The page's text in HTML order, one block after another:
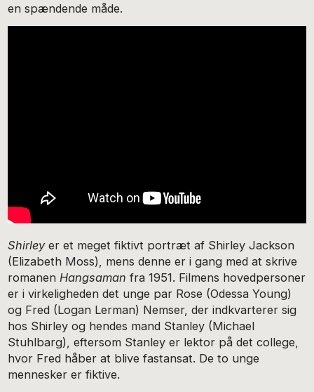
en spændende måde.
Shirleyer et meget fiktivt portræt af Shirley Jackson
(Elizabeth Moss), mens denne er i gang med at skrive
romanenHangsamanfra 1951. Filmens hovedpersoner
er i virkeligheden det unge par Rose (Odessa Young)
og Fred (Logan Lerman) Nemser, der indkvarterer sig
hos Shirley og hendes mand Stanley (Michael
Stuhlbarg), eftersom Stanley er lektor på det college,
hvor Fred håber at blive fastansat. De to unge
mennesker er fiktive.